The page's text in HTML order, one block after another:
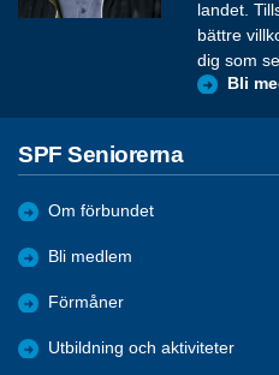
landet.
bättre
dig som
Bli
SPF Seniorerna
Om förbundet
Bli medlem
Förmåner
Utbildning och aktiviteter